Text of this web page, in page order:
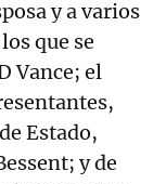
y a varios
que se
Vance; el
Estado,
y de